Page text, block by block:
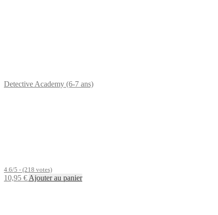
Detective Academy (6-7 ans)
4.6/5 - (218 votes)
10,95 € Ajouter au panier